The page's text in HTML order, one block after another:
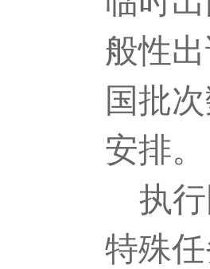
般性
国批
安排。
执
特殊